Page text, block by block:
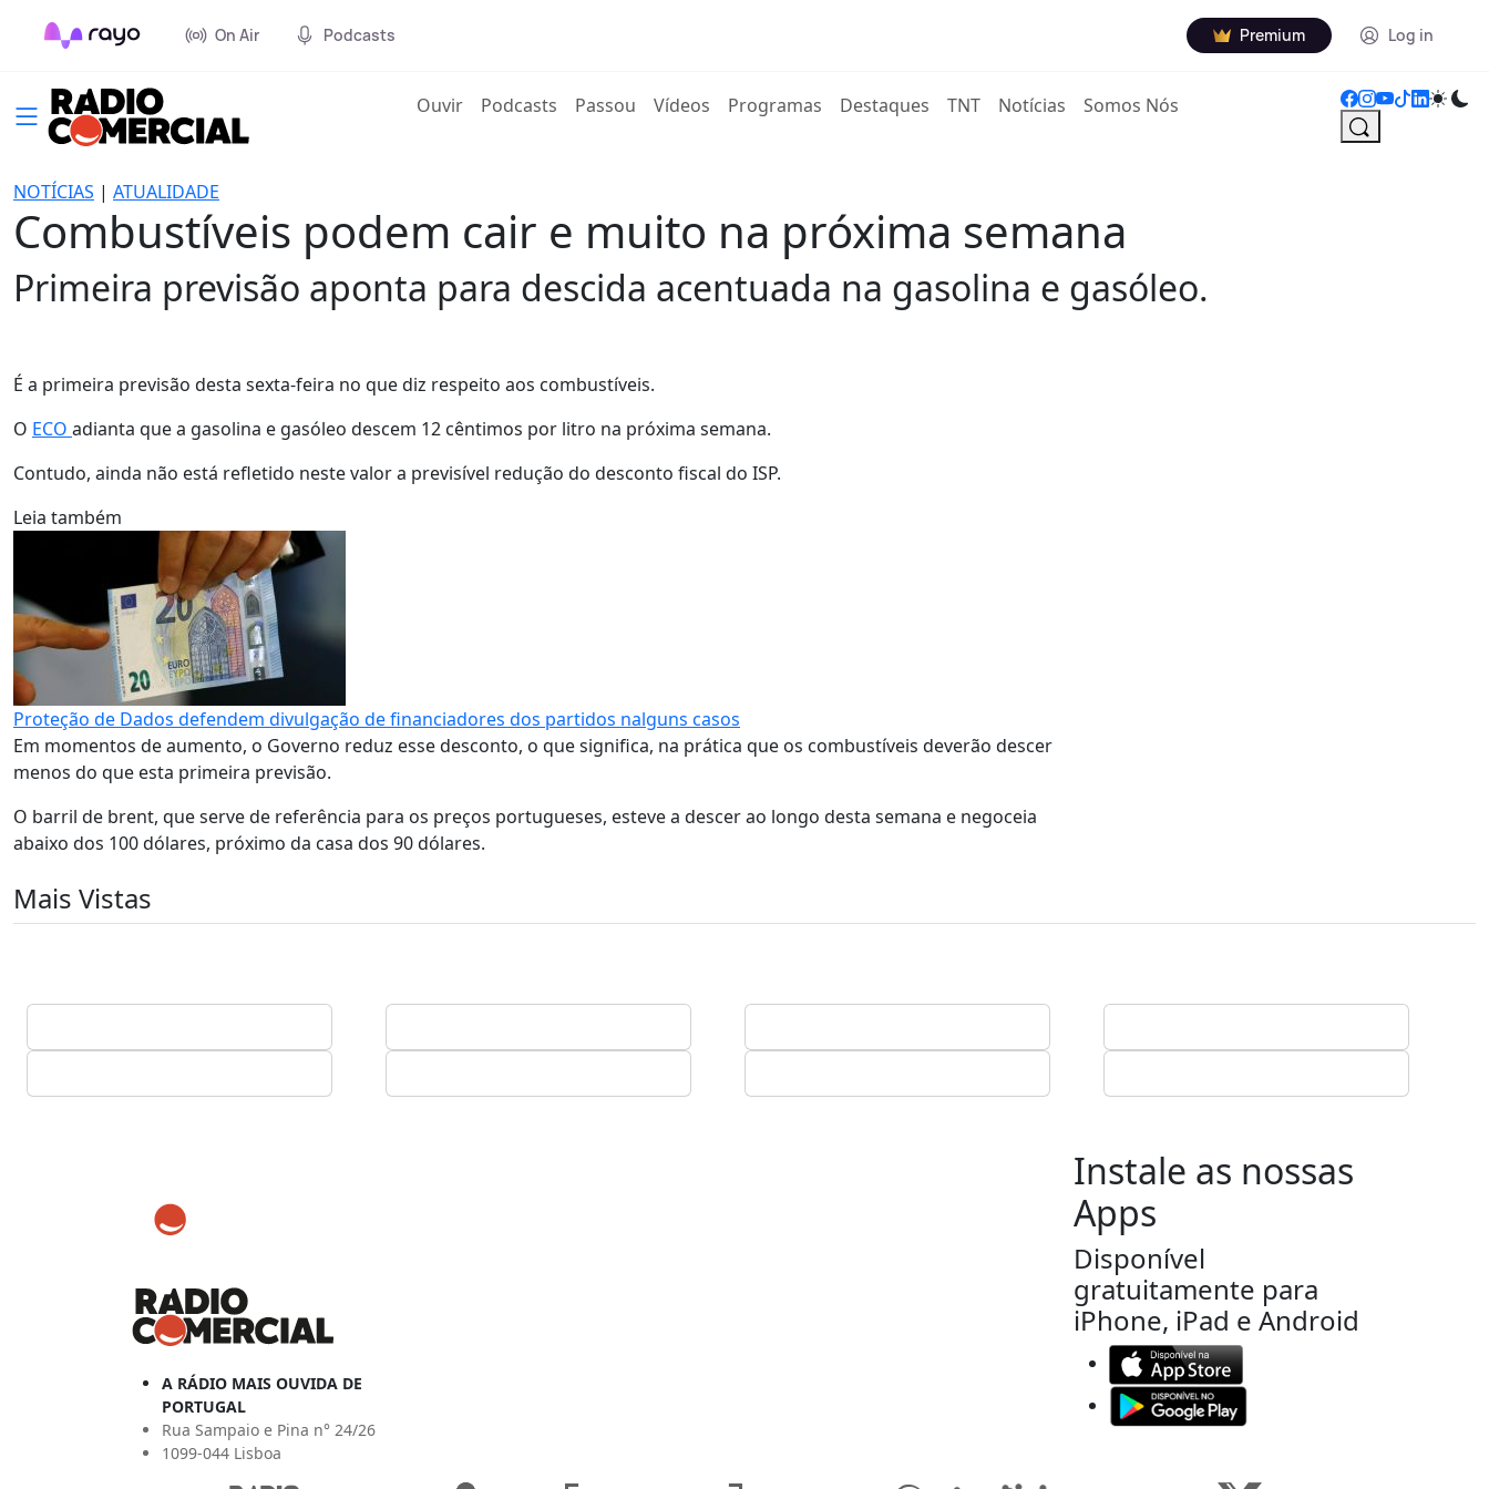
On Air Podcasts Premium Log in
Ouvir(current)
Podcasts Passou Vídeos Programas Destaques TNT Notícias Somos Nós
NOTÍCIAS | ATUALIDADE
Combustíveis podem cair e muito na próxima semana
Primeira previsão aponta para descida acentuada na gasolina e gasóleo.
É a primeira previsão desta sexta-feira no que diz respeito aos combustíveis.
O ECO adianta que a gasolina e gasóleo descem 12 cêntimos por litro na próxima semana.
Contudo, ainda não está refletido neste valor a previsível redução do desconto fiscal do ISP.
Leia também
Proteção de Dados defendem divulgação de financiadores dos partidos nalguns casos
Em momentos de aumento, o Governo reduz esse desconto, o que significa, na prática que os combustíveis deverão descer
menos do que esta primeira previsão.
O barril de brent, que serve de referência para os preços portugueses, esteve a descer ao longo desta semana e negoceia
abaixo dos 100 dólares, próximo da casa dos 90 dólares.
Mais Vistas
A RÁDIO MAIS OUVIDA DE
PORTUGAL
Rua Sampaio e Pina n° 24/26
1099-044 Lisboa
Instale as nossas
Apps
Disponível
gratuitamente para
iPhone, iPad e Android